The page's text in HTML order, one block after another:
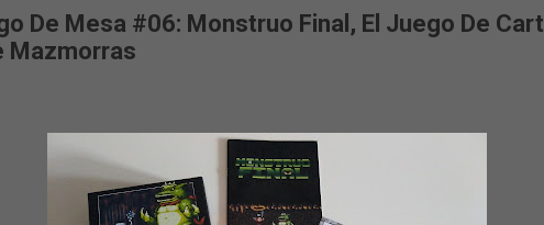
De Mesa #06: Monstruo Final, El Juego De
Mazmorras